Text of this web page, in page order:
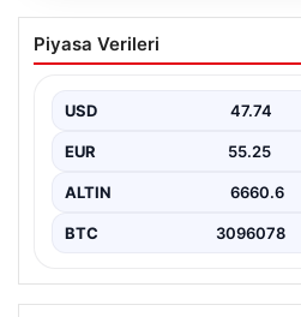
Kelebek sohbet
İletişimin Güvenli
İnternet çağında insanların
Piyasa Verileri
USD 47.74
EUR 55.25
ALTIN 6660.6
BTC 3096078